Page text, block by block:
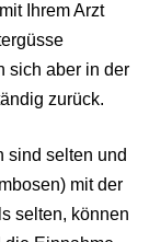
Ihrem Arzt
sich aber in der
zurück.
sind selten und
mit der
selten, können